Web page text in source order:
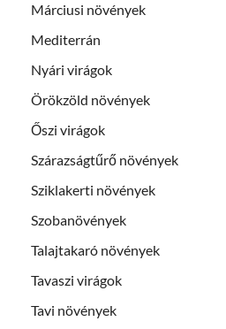
Márciusi növények
Mediterrán
Nyári virágok
Örökzöld növények
Őszi virágok
Szárazságtűrő növények
Sziklakerti növények
Szobanövények
Talajtakaró növények
Tavaszi virágok
Tavi növények